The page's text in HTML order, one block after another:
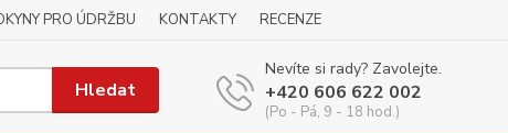
PRO ÚDRŽBU KONTAKTY RECENZE
Hledat
Nevíte si rady? Zavolejte.
+420 606 622 002
(Po - Pá, 9 - 18 hod.)